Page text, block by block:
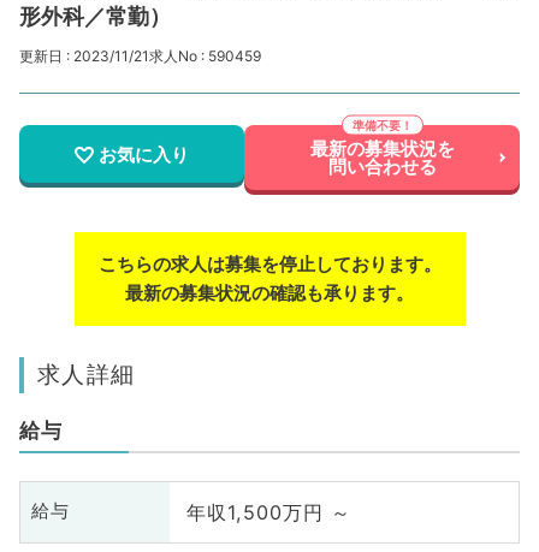
形外科／常勤）
更新日 : 2023/11/21求人No : 590459
お気に入り 最新の募集状況を
問い合わせる
こちらの求人は募集を停止しております。
最新の募集状況の確認も承ります。
求人詳細
給与
給与 年収1,500万円 ～